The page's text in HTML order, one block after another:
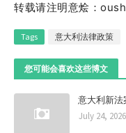
转载请注明意烩：
Tags 意大利法律政策
您可能会喜欢这些博文
意大利新法
July 24, 2026